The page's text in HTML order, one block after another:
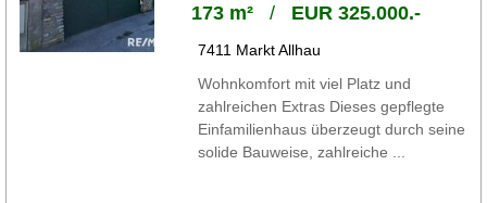
173 m²/ EUR 325.000.-
7411 Markt Allhau
Wohnkomfort mit viel Platz und
zahlreichen Extras Dieses gepflegte
Einfamilienhaus überzeugt durch seine
solide Bauweise, zahlreiche ...